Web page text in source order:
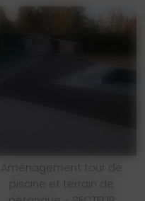
Aménagement tour de
piscine et terrain de